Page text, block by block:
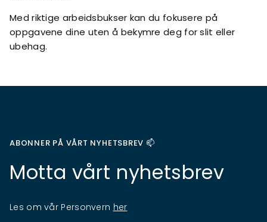
Med riktige arbeidsbukser kan du fokusere på
oppgavene dine uten å bekymre deg for slit eller
ubehag.
ABONNER PÅ VÅRT NYHETSBREV 📫
Motta vårt nyhetsbrev
Les om vår Personvern her